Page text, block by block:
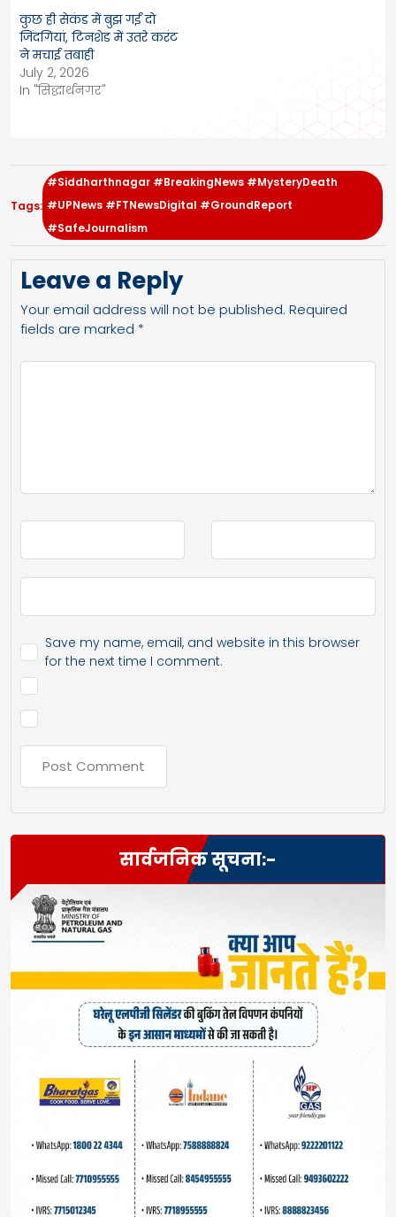
कुछ ही सेकंड में बुझ गईं दो
जिंदगियां, टिनशेड में उतरे करंट
ने मचाई तबाही
July 2, 2026
In "सिद्धार्थनगर"
Tags:
#Siddharthnagar #BreakingNews #MysteryDeath
#UPNews #FTNewsDigital #GroundReport
#SafeJournalism
Leave a Reply
Your email address will not be published. Required
fields are marked *
Save my name, email, and website in this browser
for the next time I comment.
सार्वजनिक सूचना:-